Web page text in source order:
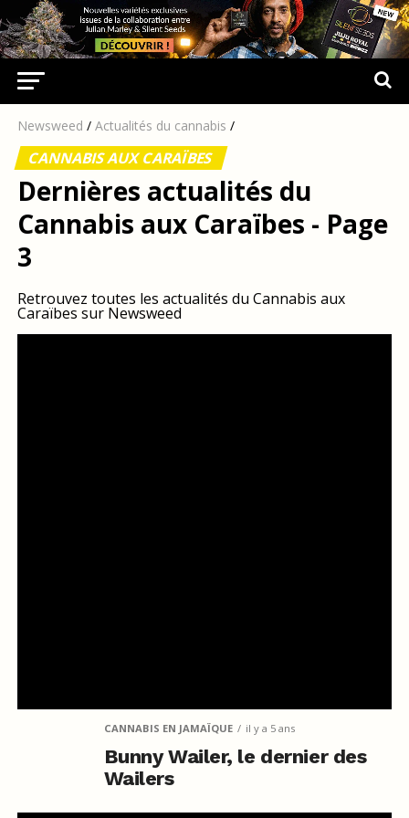
Newsweed / Actualités du cannabis /
CANNABIS AUX CARAÏBES
Dernières actualités du
Cannabis aux Caraïbes - Page
3
Retrouvez toutes les actualités du Cannabis aux
Caraïbes sur Newsweed
CANNABIS EN JAMAÏQUE il y a 5 ans
Bunny Wailer, le dernier des
Wailers